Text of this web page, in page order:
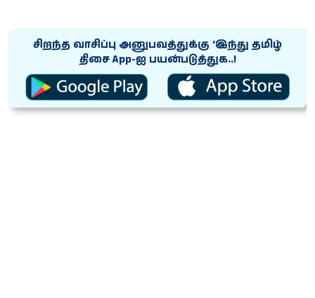
சிறந்த வாசிப்பு அனுபவத்துக்கு ‘இந்து தமிழ்
திசை App-ஐ பயன்படுத்துக..!